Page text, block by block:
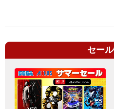
セー